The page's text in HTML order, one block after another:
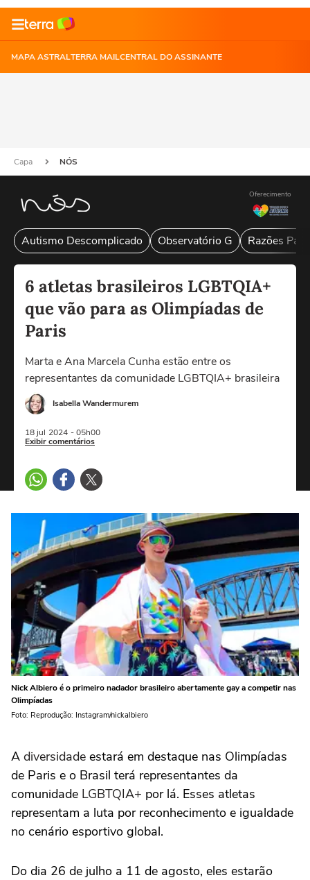
MAPA ASTRALTERRA MAILCENTRAL DO ASSINANTE
Capa NÓS
Oferecimento
Autismo Descomplicado Observatório G Razões
6 atletas brasileiros LGBTQIA+
que vão para as Olimpíadas de
Paris
Marta e Ana Marcela Cunha estão entre os
representantes da comunidade LGBTQIA+ brasileira
Isabella Wandermurem
18 jul 2024 - 05h00
Exibir comentários
Nick Albiero é o primeiro nadador brasileiro abertamente gay a competir nas
Olimpíadas
Foto: Reprodução: Instagram/nickalbiero
A diversidade estará em destaque nas Olimpíadas
de Paris e o Brasil terá representantes da
comunidade LGBTQIA+ por lá. Esses atletas
representam a luta por reconhecimento e igualdade
no cenário esportivo global.
Do dia 26 de julho a 11 de agosto, eles estarão